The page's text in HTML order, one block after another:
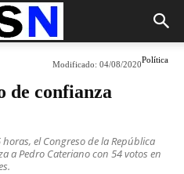
Política
Modificado: 04/08/2020
de confianza
el Congreso de la República
a Pedro Cateriano con 54 votos en